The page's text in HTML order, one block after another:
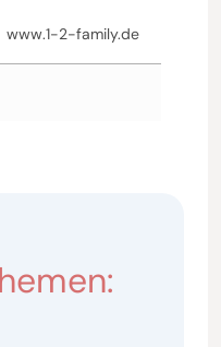
www.1-2-family.de